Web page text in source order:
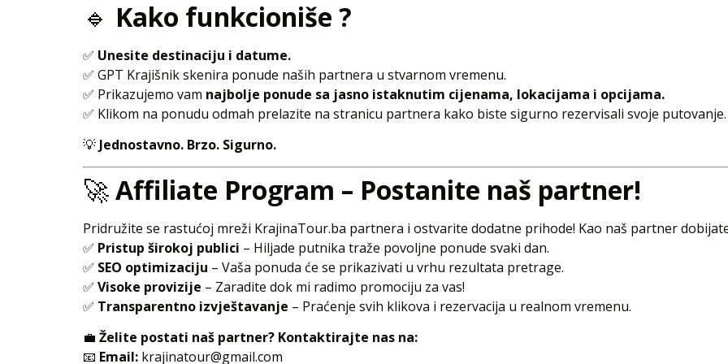
🔹 Kako funkcioniše ?
✅ Unesite destinaciju i datume.
✅ GPT Krajišnik skenira ponude naših partnera u stvarnom vremenu.
✅ Prikazujemo vam najbolje ponude sa jasno istaknutim cijenama, lokacijama i opcijama.
✅ Klikom na ponudu odmah prelazite na stranicu partnera kako biste sigurno rezervisali svoje putovanje.
💡Jednostavno. Brzo. Sigurno.
🚀Affiliate Program – Postanite naš partner!
Pridružite se rastućoj mreži KrajinaTour.ba partnera i ostvarite dodatne prihode! Kao naš partner
✅ Pristup širokoj publici – Hiljade putnika traže povoljne ponude svaki dan.
✅ SEO optimizaciju – Vaša ponuda će se prikazivati u vrhu rezultata pretrage.
✅ Visoke provizije – Zaradite dok mi radimo promociju za vas!
✅ Transparentno izvještavanje – Praćenje svih klikova i rezervacija u realnom vremenu.
💼 Želite postati naš partner? Kontaktirajte nas na:
📧 Email: krajinatour@gmail.com